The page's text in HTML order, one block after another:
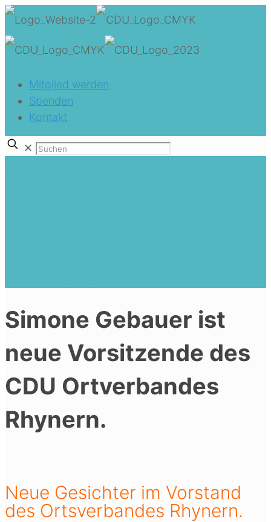
Mitglied werden
Spenden
Kontakt
✕
Simone Gebauer ist
neue Vorsitzende des
CDU Ortverbandes
Rhynern.
Neue Gesichter im Vorstand
des Ortsverbandes Rhynern.